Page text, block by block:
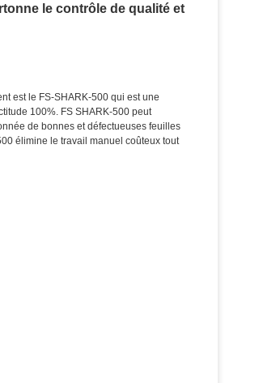
le contrôle de qualité et
est le FS-SHARK-500 qui est une
100%. FS SHARK-500 peut
de bonnes et défectueuses feuilles
élimine le travail manuel coûteux tout